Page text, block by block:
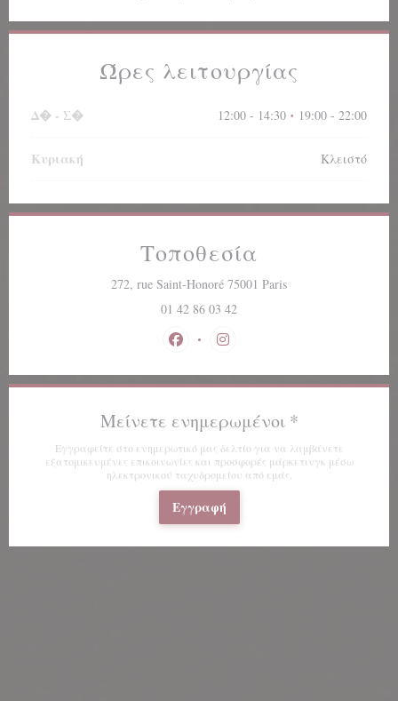
Ώρες λειτουργίας
Δ� - Σ� 12:00 - 14:30 • 19:00 - 22:00
Κυριακή Κλειστό
Τοποθεσία
272, rue Saint-Honoré 75001 Paris((ανοίγει σε νέο
01 42 86 03 42
Facebook ((ανοίγει σε νέο
Instagram ((ανοίγει σε νέο
Μείνετε ενημερωμένοι *
Εγγραφείτε στο ενημερωτικό μας δελτίο για να λαμβάνετε
εξατομικευμένες επικοινωνίες και προσφορές μάρκετινγκ μέσω
ηλεκτρονικού ταχυδρομείου από εμάς.
Εγγραφή